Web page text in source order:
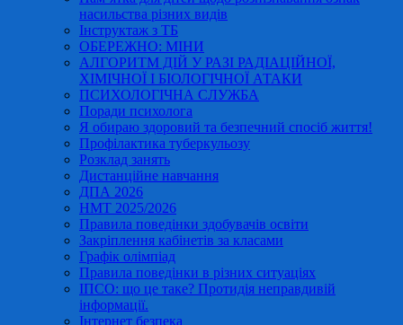
насильства різних видів
Інструктаж з ТБ
ОБЕРЕЖНО: МІНИ
АЛГОРИТМ ДІЙ У РАЗІ РАДІАЦІЙНОЇ,
ХІМІЧНОЇ І БІОЛОГІЧНОЇ АТАКИ
ПСИХОЛОГІЧНА СЛУЖБА
Поради психолога
Я обираю здоровий та безпечний спосіб життя!
Профілактика туберкульозу
Розклад занять
Дистанційне навчання
ДПА 2026
НМТ 2025/2026
Правила поведінки здобувачів освіти
Закріплення кабінетів за класами
Графік олімпіад
Правила поведінки в різних ситуаціях
ІПСО: що це таке? Протидія неправдивій
інформації.
Інтернет безпека